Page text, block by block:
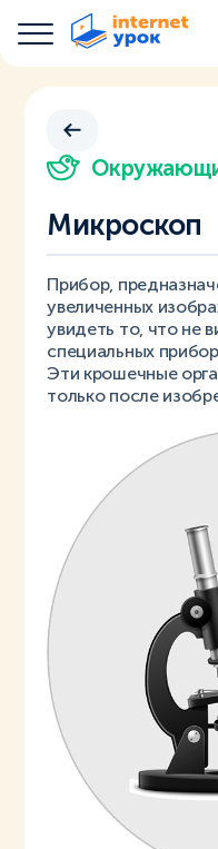
Микроскоп
Прибор,
увеличенных
увидеть то, что не
специальных
Эти крошечные
только после